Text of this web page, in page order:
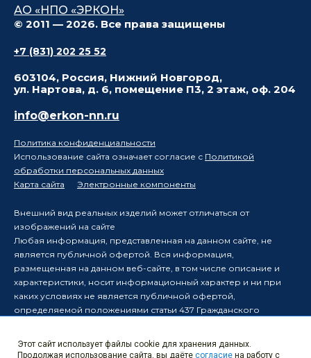
АО «НПО «ЭРКОН»
© 2011 — 2026. Все права защищены
+7 (831) 202 25 52
603104, Россия, Нижний Новгород,
ул. Нартова, д. 6, помещение П3, 2 этаж, оф. 204
info@erkon-nn.ru
Политика конфиденциальности
Использование сайта означает согласие с Политикой
обработки персональных данных
Карта сайта
Электронные компоненты
Внешний вид реальных изделий может отличаться от
изображений на сайте
Любая информация, представленная на данном сайте, не
является публичной офертой. Вся информация,
размещенная на данном веб-сайте, в том числе описание и
характеристики, носит информационный характер и ни при
каких условиях не является публичной офертой,
определяемой положениями статьи 437 Гражданского
Производитель оставляет за собой право в одностороннем
порядке вносить изменения в информацию, размещенную на
Этот сайт использует файлы cookie для хранения данных.
Продолжая использование сайта, вы даёте согласие на работу с